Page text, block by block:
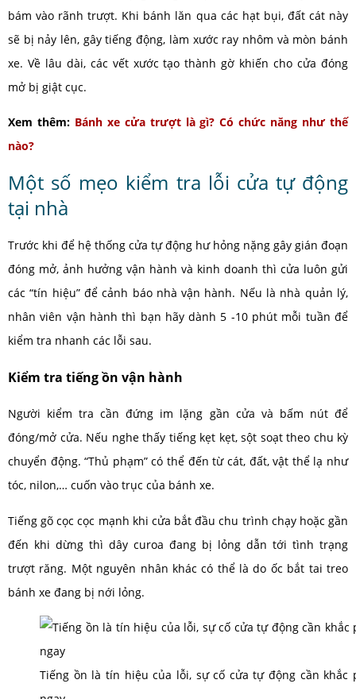
bám vào rãnh trượt. Khi bánh lăn qua các hạt bụi, đất cát này
sẽ bị nảy lên, gây tiếng động, làm xước ray nhôm và mòn bánh
xe. Về lâu dài, các vết xước tạo thành gờ khiến cho cửa đóng
mở bị giật cục.
Xem thêm: Bánh xe cửa trượt là gì? Có chức năng như thế
nào?
Một số mẹo kiểm tra lỗi cửa tự động
tại nhà
Trước khi để hệ thống cửa tự động hư hỏng nặng gây gián đoạn
đóng mở, ảnh hưởng vận hành và kinh doanh thì cửa luôn gửi
các “tín hiệu” để cảnh báo nhà vận hành. Nếu là nhà quản lý,
nhân viên vận hành thì bạn hãy dành 5 -10 phút mỗi tuần để
kiểm tra nhanh các lỗi sau.
Kiểm tra tiếng ồn vận hành
Người kiểm tra cần đứng im lặng gần cửa và bấm nút để
đóng/mở cửa. Nếu nghe thấy tiếng kẹt kẹt, sột soạt theo chu kỳ
chuyển động. “Thủ phạm” có thể đến từ cát, đất, vật thể lạ như
tóc, nilon,… cuốn vào trục của bánh xe.
Tiếng gõ cọc cọc mạnh khi cửa bắt đầu chu trình chạy hoặc gần
đến khi dừng thì dây curoa đang bị lỏng dẫn tới tình trạng
trượt răng. Một nguyên nhân khác có thể là do ốc bắt tai treo
bánh xe đang bị nới lỏng.
Tiếng ồn là tín hiệu của lỗi, sự cố cửa tự động cần khắc